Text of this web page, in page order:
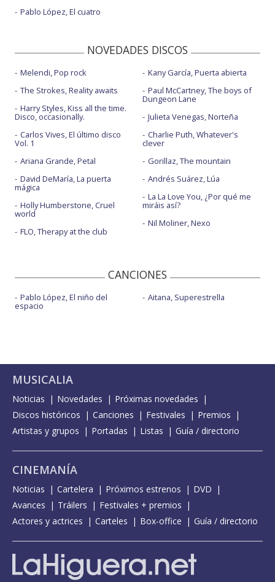
Pablo López, El cuatro
NOVEDADES DISCOS
Melendi, Pop rock
The Strokes, Reality awaits
Harry Styles, Kiss all the time.
Disco, occasionally.
Carlos Vives, El último disco
Vol. 1
Ariana Grande, Petal
David DeMaría, La puerta
mágica
Holly Humberstone, Cruel
world
FLO, Therapy at the club
Kany García, Puerta abierta
Paul McCartney, The boys of
Dungeon Lane
Julieta Venegas, Norteña
Charlie Puth, Whatever's
clever
Gorillaz, The mountain
Andrés Suárez, Lúa
La La Love You, ¿Por qué me
miráis así?
Nil Moliner, Nexo
CANCIONES
Pablo López, El niño del
espacio
Aitana, Superestrella
MUSICALIA
Noticias Novedades
Próximas novedades
Discos históricos
Canciones Festivales
Premios
Artistas y grupos
Portadas Listas Guía / directorio
CINEMANÍA
Noticias Cartelera Próximos estrenos
DVD
Avances
Tráilers
Festivales + premios
Actores y actrices
Carteles Box-office Guía / directorio